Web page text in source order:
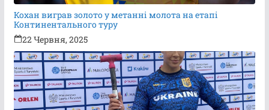
Кохан виграв золото у метанні молота на етапі
Континентального туру
22 Червня, 2025